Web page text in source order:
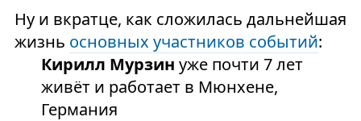
Ну и вкратце, как сложилась дальнейшая
жизнь основных участников событий:
Кирилл Мурзин уже почти 7 лет
живёт и работает в Мюнхене,
Германия